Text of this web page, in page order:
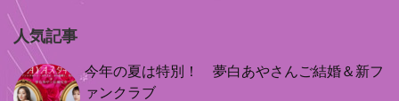
人気記事
今年の夏は特別！ 夢白あやさんご結婚＆新フ
ァンクラブ